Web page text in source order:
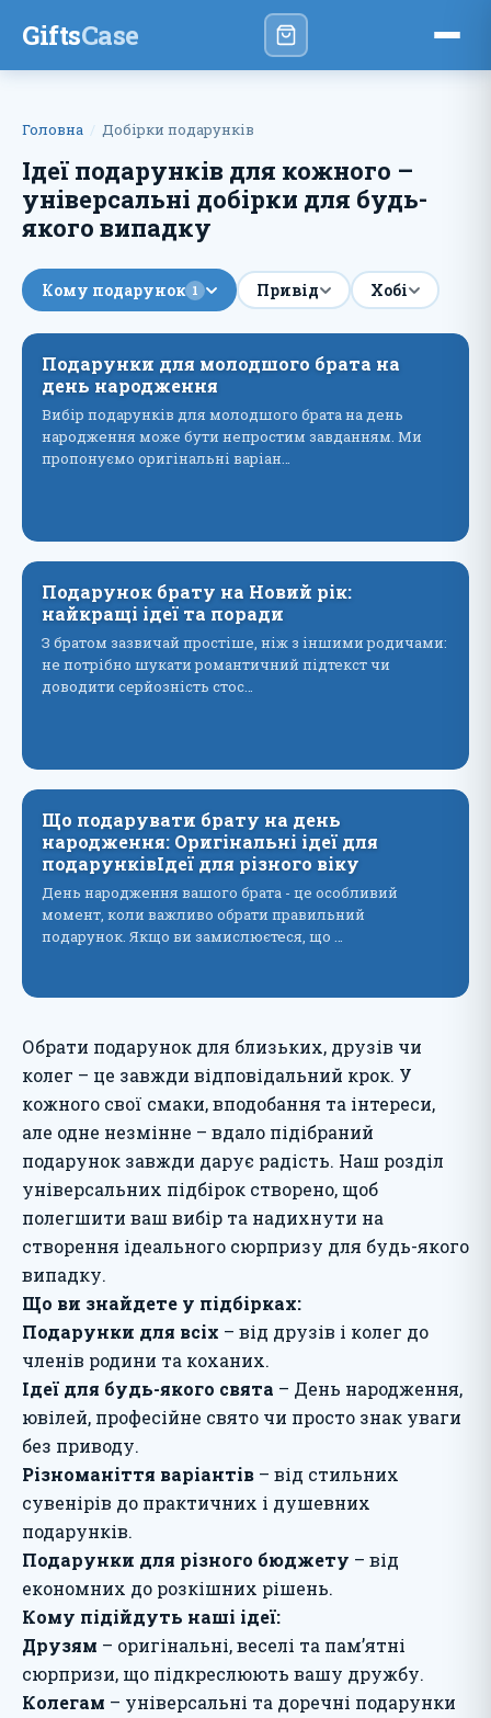
GiftsCase
Головна Добірки подарунків
Ідеї ​​подарунків для кожного –
універсальні добірки для будь-
якого випадку
Кому подарунок 1 Привід Хобі
Подарунки для молодшого брата на
день народження
Вибір подарунків для молодшого брата на день
народження може бути непростим завданням. Ми
пропонуємо оригінальні варіан…
Подарунок брату на Новий рік:
найкращі ідеї та поради
З братом зазвичай простіше, ніж з іншими родичами:
не потрібно шукати романтичний підтекст чи
доводити серйозність стос…
Що подарувати брату на день
народження: Оригінальні ідеї для
подарунківІдеї для різного віку
День народження вашого брата - це особливий
момент, коли важливо обрати правильний
подарунок. Якщо ви замислюєтеся, що …
Обрати подарунок для близьких, друзів чи
колег – це завжди відповідальний крок. У
кожного свої смаки, вподобання та інтереси,
але одне незмінне – вдало підібраний
подарунок завжди дарує радість. Наш розділ
універсальних підбірок створено, щоб
полегшити ваш вибір та надихнути на
створення ідеального сюрпризу для будь-якого
випадку.
Що ви знайдете у підбірках:
Подарунки для всіх – від друзів і колег до
членів родини та коханих.
Ідеї для будь-якого свята – День народження,
ювілей, професійне свято чи просто знак уваги
без приводу.
Різноманіття варіантів – від стильних
сувенірів до практичних і душевних
подарунків.
Подарунки для різного бюджету – від
економних до розкішних рішень.
Кому підійдуть наші ідеї:
Друзям – оригінальні, веселі та пам’ятні
сюрпризи, що підкреслюють вашу дружбу.
Колегам – універсальні та доречні подарунки